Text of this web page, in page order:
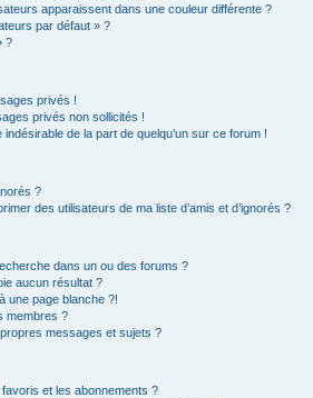
apparaissent dans une couleur différente ?
par défaut » ?
?
privés !
privés non sollicités !
de la part de quelqu’un sur ce forum !
?
des utilisateurs de ma liste d’amis et d’ignorés ?
dans un ou des forums ?
aucun résultat ?
une page blanche ?!
membres ?
messages et sujets ?
et les abonnements ?